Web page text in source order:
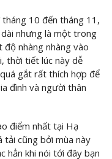
10 đến tháng 11,
nhưng là một trong
nhàng nhàng vào
thời tiết lúc này dễ
gắt rất thích hợp để
đình và người thân
điểm nhất tại Hạ
tải cũng bởi mùa này
hẳn khi nói tới đây bạn